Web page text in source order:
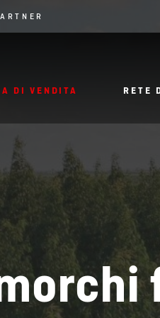
DI VENDITA RETE